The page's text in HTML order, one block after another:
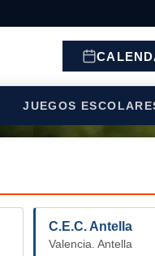
JUEGOS
C.E.C. Antella
Valencia. Antella